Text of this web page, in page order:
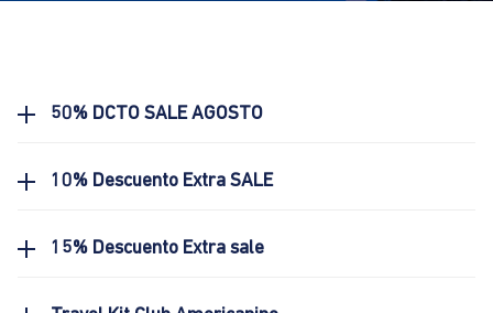
50% DCTO SALE AGOSTO
10% Descuento Extra SALE
15% Descuento Extra sale